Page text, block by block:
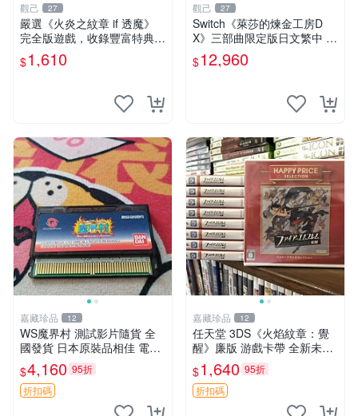
觀己 27
嚴選《火炎之紋章 if 透魔》
完全版遊戲，收錄豐富特典適
合收藏家 火炎之紋章 繁體 中
文 版本
$1,610
觀己 27
Switch《萊莎的煉金工房D
X》三部曲限定版日文繁中 全
新未開封 為你典藏 游戲 劇場
版
$12,960
嘉藏珍品 12
WS魔界村 測試影片隨貨 全
國發貨 日本原裝品相佳 電玩
動漫遊戲 軟體游戲
$4,160 95折
折扣碼
嘉藏珍品 12
任天堂 3DS《火焰紋章：覺
醒》廉版 游戲卡帶 全新未拆
封 完美膜保護 購買需查機器
火焰紋章 煥醒 3ds
$1,640 95折
折扣碼